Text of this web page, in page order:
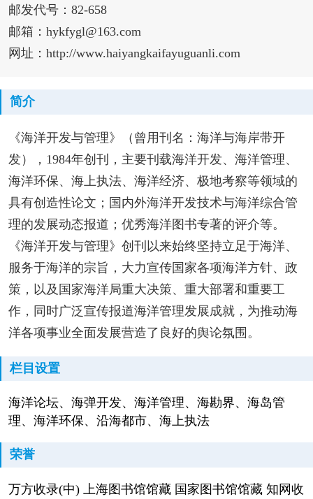
邮发代号：82-658
邮箱：hykfygl@163.com
网址：http://www.haiyangkaifayuguanli.com
简介
《海洋开发与管理》（曾用刊名：海洋与海岸带开
发），1984年创刊，主要刊载海洋开发、海洋管理、
海洋环保、海上执法、海洋经济、极地考察等领域的
具有创造性论文；国内外海洋开发技术与海洋综合管
理的发展动态报道；优秀海洋图书专著的评介等。
《海洋开发与管理》创刊以来始终坚持立足于海洋、
服务于海洋的宗旨，大力宣传国家各项海洋方针、政
策，以及国家海洋局重大决策、重大部署和重要工
作，同时广泛宣传报道海洋管理发展成就，为推动海
洋各项事业全面发展营造了良好的舆论氛围。
栏目设置
海洋论坛、海弹开发、海洋管理、海勘界、海岛管
理、海洋环保、沿海都市、海上执法
荣誉
万方收录(中) 上海图书馆馆藏 国家图书馆馆藏 知网收